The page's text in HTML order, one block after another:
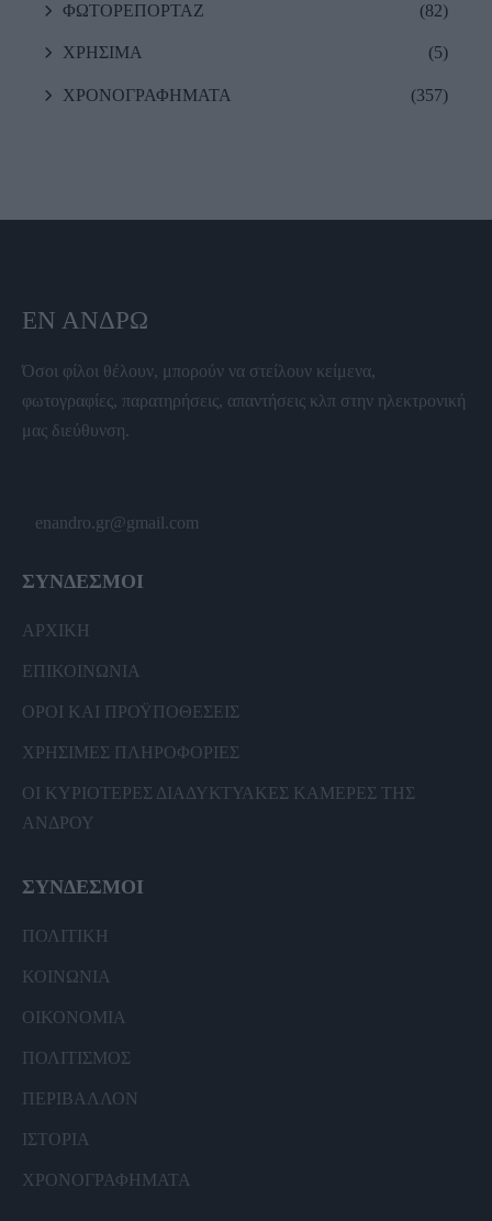
ΦΩΤΟΡΕΠΟΡΤΑΖ (82)
ΧΡΗΣΙΜΑ (5)
ΧΡΟΝΟΓΡΑΦΗΜΑΤΑ (357)
ΕΝ ΆΝΔΡΩ
Όσοι φίλοι θέλουν, μπορούν να στείλουν κείμενα,
φωτογραφίες, παρατηρήσεις, απαντήσεις κλπ στην ηλεκτρονική
μας διεύθυνση.
enandro.gr@gmail.com
ΣΥΝΔΕΣΜΟΙ
ΑΡΧΙΚΗ
ΕΠΙΚΟΙΝΩΝΙΑ
ΟΡΟΙ ΚΑΙ ΠΡΟΫΠΟΘΕΣΕΙΣ
ΧΡΗΣΙΜΕΣ ΠΛΗΡΟΦΟΡΙΕΣ
ΟΙ ΚΥΡΙΟΤΕΡΕΣ ΔΙΑΔΥΚΤΥΑΚΕΣ ΚΑΜΕΡΕΣ ΤΗΣ
ΑΝΔΡΟΥ
ΣΥΝΔΕΣΜΟΙ
ΠΟΛΙΤΙΚΗ
ΚΟΙΝΩΝΙΑ
ΟΙΚΟΝΟΜΙΑ
ΠΟΛΙΤΙΣΜΟΣ
ΠΕΡΙΒΑΛΛΟΝ
ΙΣΤΟΡΙΑ
ΧΡΟΝΟΓΡΑΦΗΜΑΤΑ